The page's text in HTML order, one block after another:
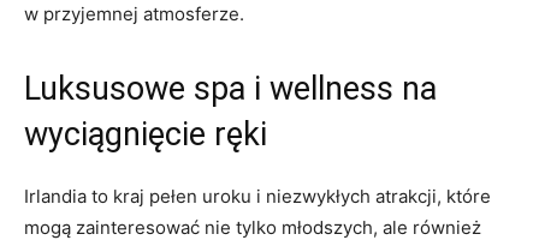
w przyjemnej atmosferze.
Luksusowe spa i​ wellness ‍na
wyciągnięcie ręki
Irlandia to kraj pełen uroku i niezwykłych atrakcji, które
mogą zainteresować nie tylko młodszych,⁣ ale również